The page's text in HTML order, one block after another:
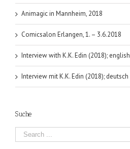
Animagic in Mannheim, 2018
Comicsalon Erlangen, 1. – 3.6.2018
Interview with K.K. Edin (2018); english
Interview mit K.K. Edin (2018); deutsch
Suche